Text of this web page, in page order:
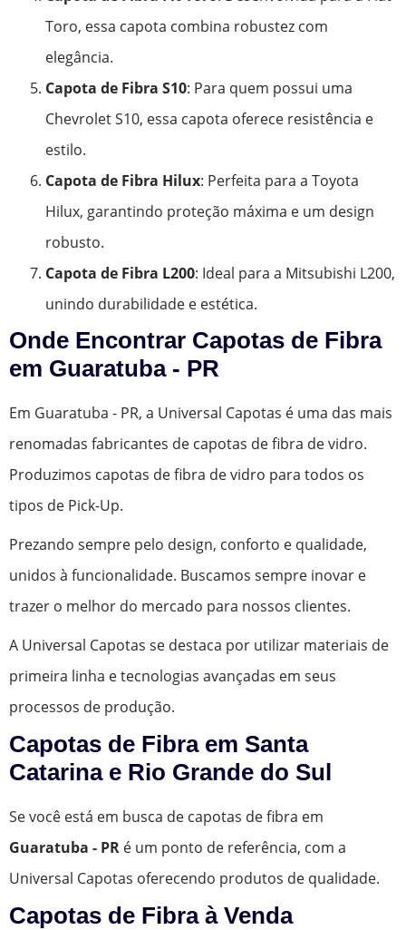
Toro, essa capota combina robustez com
elegância.
Capota de Fibra S10: Para quem possui uma
Chevrolet S10, essa capota oferece resistência e
estilo.
Capota de Fibra Hilux: Perfeita para a Toyota
Hilux, garantindo proteção máxima e um design
robusto.
Capota de Fibra L200: Ideal para a Mitsubishi L200,
unindo durabilidade e estética.
Onde Encontrar Capotas de Fibra
em Guaratuba - PR
Em Guaratuba - PR, a Universal Capotas é uma das mais
renomadas fabricantes de capotas de fibra de vidro.
Produzimos capotas de fibra de vidro para todos os
tipos de Pick-Up.
Prezando sempre pelo design, conforto e qualidade,
unidos à funcionalidade. Buscamos sempre inovar e
trazer o melhor do mercado para nossos clientes.
A Universal Capotas se destaca por utilizar materiais de
primeira linha e tecnologias avançadas em seus
processos de produção.
Capotas de Fibra em Santa
Catarina e Rio Grande do Sul
Se você está em busca de capotas de fibra em
Guaratuba - PR é um ponto de referência, com a
Universal Capotas oferecendo produtos de qualidade.
Capotas de Fibra à Venda